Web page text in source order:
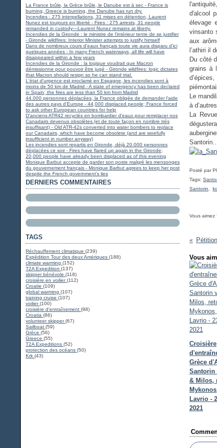
La France brûle, la Grèce brûle, le Danube est à sec - France is
burning, Greece is burning, the Danube has run dry.
Incendies : 275 interpellations, 31 mises en détention, Laurent
Nunez est toujours en liberté - Fires : 275 arrests, 31 people
remanded in custody—Laurent Nunez remains at liberty.
Incendies de la Gironde : le ministre de l'intérieur tente de se justifier
- Gironde wildfires: Interior Minister attempts to justify himself
Dans de nombreux cours d'eaux français toute vie aura disparu d'ici
quelques années - In many French waterways, all life will have
disappeared within a few years
Incendies de la Gironde : la logique voudrait que Macron
démissionne pour pouvoir être jugé - Gironde wildfires: logic dictates
that Macron should resign so he can stand trial.
L'état d'urgence est proclamé en Espagne, les incendies sont à
moins de 50 km de Madrid - A state of emergency has been declared
in Spain; the fires are less than 50 km from Madrid
44.000 personnes déplacées, la France obligée de demander l'aide
des autres pays d'Europe - 44,000 displaced people; France forced
to ask other European countries for help
D'anciens ATR42 recyclés en bombardier d'eaux pour remplacer nos
Canadairs devenus obsolètes (et de toute façon en nombre très
insuffisant) - Old ATR-42s converted into water bombers to replace
our Canadairs, which have become obsolete (and are woefully
insufficient in number anyway)
Les incendies sont repartis en Gironde, déjà 20.000 personnes
déplacées ce soir - Fires have flared up again in the Gironde;
20,000 people have already been displaced as of this evening
Monique Barbut accepte de garder son poste malgré les mensonges
du gouvernement français - Monique Barbut agrees to keep her post
despite the French government's lies
DERNIERS COMMENTAIRES
TAGS
Réchauffement climatique (239)
Expédition Tour des deux Amériques (188)
climate warming (152)
T2A Expedition (137)
skipper bénévole (118)
croisière en voilier(112)
Croatie (109)
global warming (107)
training cruise (107)
voilier(100)
croisière d'entraînement (98)
Croatia (86)
volunteer skipper(67)
Sailboat (59)
Grèce (56)
Greece (55)
T2A Expeditions (52)
protection des océans (50)
Krk (43)
d'alcool
élevage
vinsanto
aux
l’athiri il
Du côté
grains à
Le
à
La
Posté par
Tags:
Santorin
Vous aimez
Vous
Croisière
Grèce
Santorin
& Milos,
Lavrio -
2021